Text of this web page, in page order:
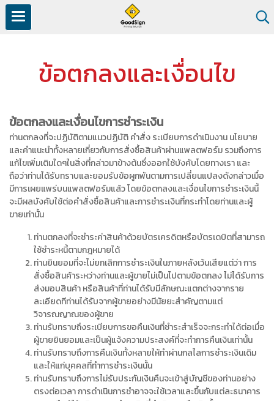
ข้อตกลงและเงื่อนไข
ข้อตกลงและเงื่อนไขการชำระเงิน
ท่านตกลงที่จะปฏิบัติตามแนวปฏิบัติ คำสั่ง ระเบียบการดำเนินงาน นโยบาย
และคำแนะนำทั้งหลายเกี่ยวกับการสั่งซื้อสินค้าผ่านแพลตฟอร์ม รวมถึงการ
แก้ไขเพิ่มเติมใดๆในสิ่งที่กล่าวมาข้างต้นซึ่งออกใช้บังคับโดยทางเรา และ
ถือว่าท่านได้รับทราบและยอมรับข้อผูกพันตามการเปลี่ยนแปลงดังกล่าวเมื่อ
มีการเผยแพร่บนแพลตฟอร์มแล้ว โดยข้อตกลงและเงื่อนไขการชำระเงินนี้
จะมีผลบังคับใช้ต่อคำสั่งซื้อสินค้าและการชำระเงินที่กระทำโดยท่านและผู้
ขายเท่านั้น
ท่านตกลงที่จะชำระค่าสินค้าด้วยบัตรเครดิตหรือบัตรเดบิตที่สามารถ
ใช้ชำระหนี้ตามกฎหมายได้
ท่านยินยอมที่จะไม่ยกเลิกการชำระเงินในภายหลังเว้นเสียแต่ว่า การ
สั่งซื้อสินค้าระหว่างท่านและผู้ขายไม่เป็นไปตามข้อตกลง ไม่ได้รับการ
ส่งมอบสินค้า หรือสินค้าที่ท่านได้รับมีลักษณะแตกต่างจากราย
ละเอียดทีท่านได้รับจากผู้ขายอย่างมีนัยยะสำคัญตามแต่
วิจารณญาณของผู้ขาย
ท่านรับทราบถึงระเบียบการขอคืนเงินที่ชำระสำเร็จจะกระทำได้ต่อเมื่อ
ผู้ขายยินยอมและเป็นผู้แจ้งความประสงค์ที่จะทำการคืนเงินเท่านั้น
ท่านรับทราบถึงการคืนเงินทั้งหลายให้ทำผ่านกลไลการชำระเงินเดิม
และให้แก่บุคคลที่ทำการชำระเงินนั้น
ท่านรับทราบถึงการไม่รับประกันเงินคืนจะเข้าสู่บัญชีของท่านอย่าง
ตรงต่อเวลา การดำเนินการชำอาจจะใช้เวลาและขึ้นกับแต่ละธนาคาร